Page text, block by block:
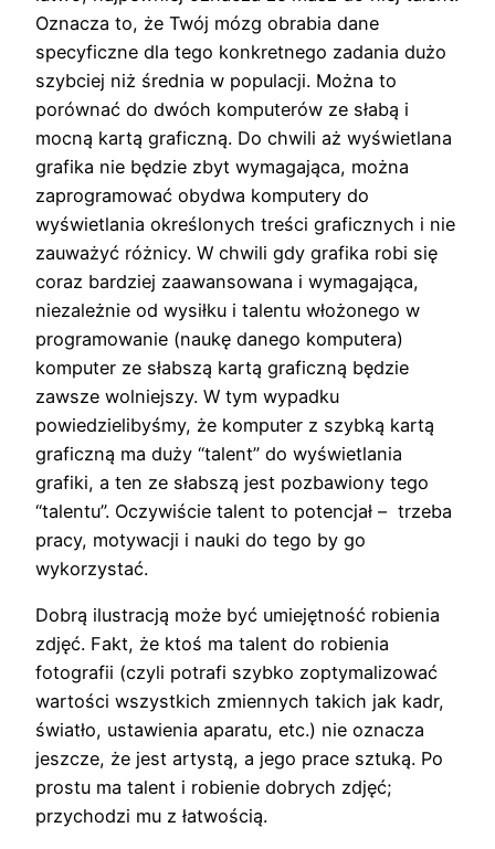
Oznacza to, że Twój mózg obrabia dane
specyficzne dla tego konkretnego zadania dużo
szybciej niż średnia w populacji. Można to
porównać do dwóch komputerów ze słabą i
mocną kartą graficzną. Do chwili aż wyświetlana
grafika nie będzie zbyt wymagająca, można
zaprogramować obydwa komputery do
wyświetlania określonych treści graficznych i nie
zauważyć różnicy. W chwili gdy grafika robi się
coraz bardziej zaawansowana i wymagająca,
niezależnie od wysiłku i talentu włożonego w
programowanie (naukę danego komputera)
komputer ze słabszą kartą graficzną będzie
zawsze wolniejszy. W tym wypadku
powiedzielibyśmy, że komputer z szybką kartą
graficzną ma duży “talent” do wyświetlania
grafiki, a ten ze słabszą jest pozbawiony tego
“talentu”. Oczywiście talent to potencjał – trzeba
pracy, motywacji i nauki do tego by go
wykorzystać.
Dobrą ilustracją może być umiejętność robienia
zdjęć. Fakt, że ktoś ma talent do robienia
fotografii (czyli potrafi szybko zoptymalizować
wartości wszystkich zmiennych takich jak kadr,
światło, ustawienia aparatu, etc.) nie oznacza
jeszcze, że jest artystą, a jego prace sztuką. Po
prostu ma talent i robienie dobrych zdjęć;
przychodzi mu z łatwością.